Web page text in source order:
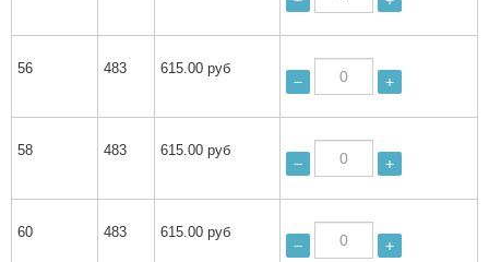
56 483 615.00 руб
− +
58 483 615.00 руб
− +
60 483 615.00 руб
− +